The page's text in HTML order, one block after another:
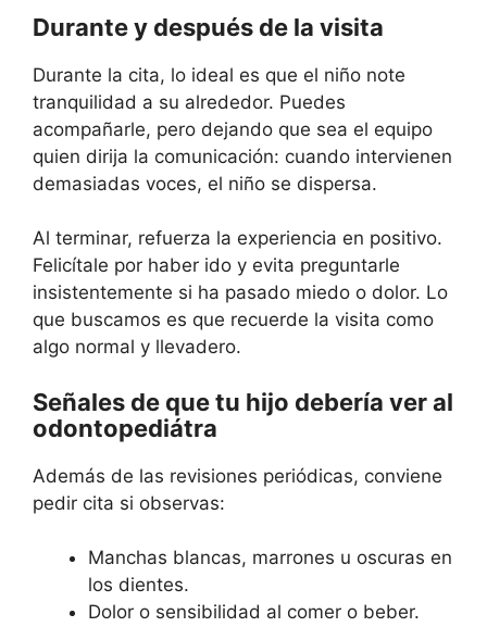
Durante y después de la visita
Durante la cita, lo ideal es que el niño note
tranquilidad a su alrededor. Puedes
acompañarle, pero dejando que sea el equipo
quien dirija la comunicación: cuando intervienen
demasiadas voces, el niño se dispersa.
Al terminar, refuerza la experiencia en positivo.
Felicítale por haber ido y evita preguntarle
insistentemente si ha pasado miedo o dolor. Lo
que buscamos es que recuerde la visita como
algo normal y llevadero.
Señales de que tu hijo debería ver al
odontopediátra
Además de las revisiones periódicas, conviene
pedir cita si observas:
Manchas blancas, marrones u oscuras en
los dientes.
Dolor o sensibilidad al comer o beber.